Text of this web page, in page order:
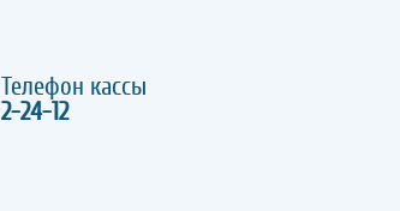
Телефон кассы
2-24-12